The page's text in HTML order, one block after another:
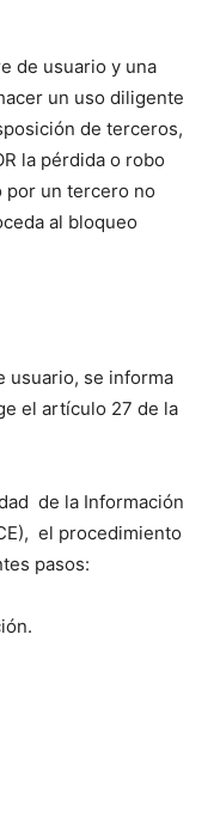
de usuario y una
un uso diligente
de terceros,
la pérdida o robo
por un tercero no
al bloqueo
usuario, se informa
el artículo 27 de la
de la Información
el procedimiento
pasos: